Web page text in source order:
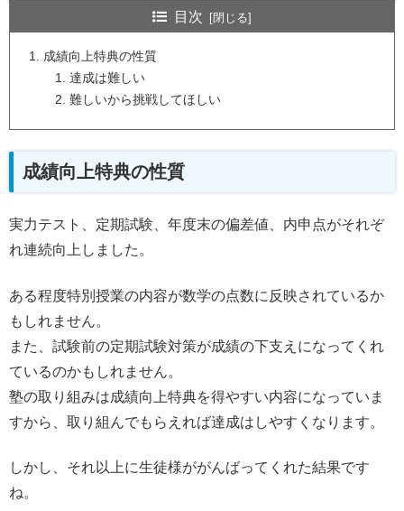
目次
成績向上特典の性質
達成は難しい
難しいから挑戦してほしい
成績向上特典の性質
実力テスト、定期試験、年度末の偏差値、内申点がそれぞ
れ連続向上しました。
ある程度特別授業の内容が数学の点数に反映されているか
もしれません。
また、試験前の定期試験対策が成績の下支えになってくれ
ているのかもしれません。
塾の取り組みは成績向上特典を得やすい内容になっていま
すから、取り組んでもらえれば達成はしやすくなります。
しかし、それ以上に生徒様ががんばってくれた結果です
ね。